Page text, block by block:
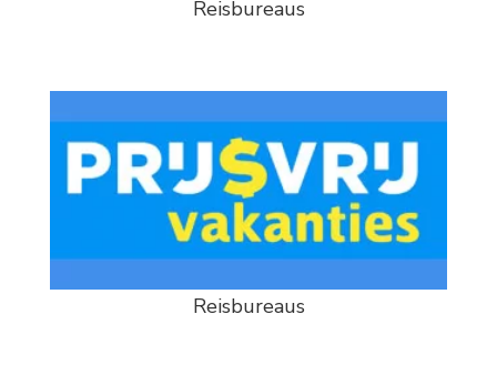
Reisbureaus
Reisbureaus